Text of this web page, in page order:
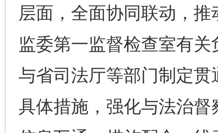
层面，全面协同联动，
监委第一监督检查室有
与省司法厅等部门制定
具体措施，强化与法治